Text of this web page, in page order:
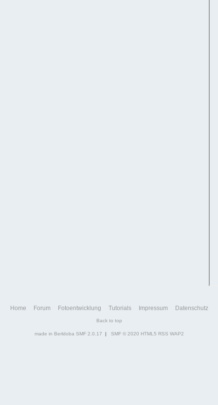
Home Forum Fotoentwicklung Tutorials Impressum Datenschutz
Back to top
made in Berldoba SMF 2.0.17 | SMF © 2020 HTML5 RSS WAP2